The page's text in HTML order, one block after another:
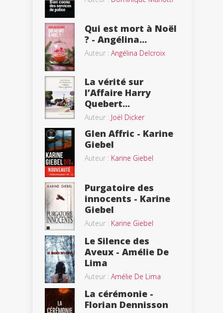
Qui est mort à Noël
? - Angélina...
Auteur : Angélina Delcroix
La vérité sur
l’Affaire Harry
Quebert...
Auteur : Joël Dicker
Glen Affric - Karine
Giebel
Auteur : Karine Giebel
Purgatoire des
innocents - Karine
Giebel
Auteur : Karine Giebel
Le Silence des
Aveux - Amélie De
Lima
Auteur : Amélie De Lima
La cérémonie -
Florian Dennisson